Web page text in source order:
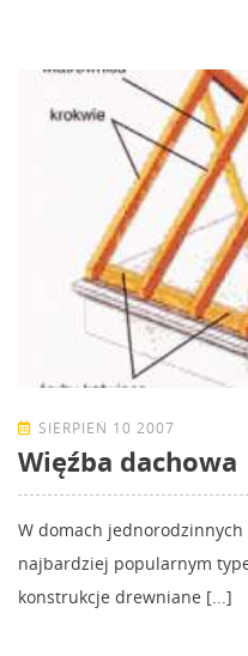
SIERPIEŃ 10 2007
Więźba dachowa
W domach
najbardziej popularnym
konstrukcje drewniane [...]